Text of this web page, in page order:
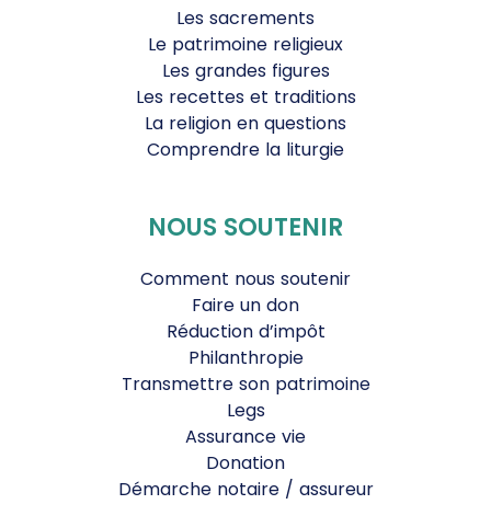
Les sacrements
Le patrimoine religieux
Les grandes figures
Les recettes et traditions
La religion en questions
Comprendre la liturgie
NOUS SOUTENIR
Comment nous soutenir
Faire un don
Réduction d’impôt
Philanthropie
Transmettre son patrimoine
Legs
Assurance vie
Donation
Démarche notaire / assureur